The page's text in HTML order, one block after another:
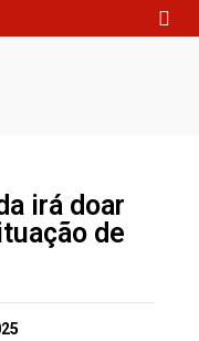
irá doar
de